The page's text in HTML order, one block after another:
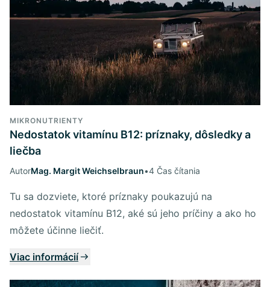
MIKRONUTRIENTY
Nedostatok vitamínu B12: príznaky, dôsledky a
liečba
AutorMag. Margit Weichselbraun•4 Čas čítania
Tu sa dozviete, ktoré príznaky poukazujú na
nedostatok vitamínu B12, aké sú jeho príčiny a ako ho
môžete účinne liečiť.
Viac informácií